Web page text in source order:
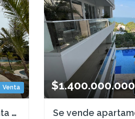
Venta
Se vende apartamento en Santa Marina - Santa Marta
$1.400.000.000